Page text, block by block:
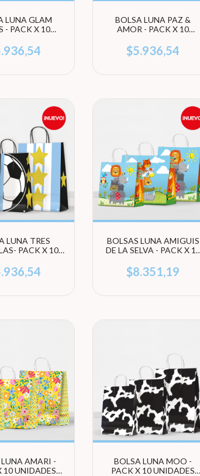
LUNA GLAM
- PACK X 10
BOLSA LUNA PAZ &
AMOR - PACK X 10
TAMAÑO)
$5.936,54
LUNA TRES
PACK X 10
BOLSAS LUNA AMIGUIS
DE LA SELVA - PACK X 10
TAMAÑO)
$8.351,19
AMARI -
10 UNIDADES
BOLSA LUNA MOO -
PACK X 10 UNIDADES